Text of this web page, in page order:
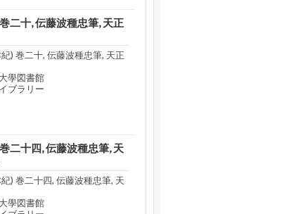
二十, 伝藤波種忠筆, 天正
) 巻二十, 伝藤波種忠筆, 天正
學図書館
ブラリー
二十四, 伝藤波種忠筆, 天
) 巻二十四, 伝藤波種忠筆, 天
學図書館